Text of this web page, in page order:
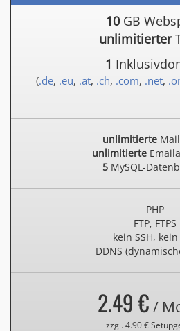
10 GB
unlimitierter
1
(.de, .eu, .at, .ch, .com, .net,
unlimitierte
unlimitierte
5MySQL-
PHP
FTP, FTPS
kein SSH, kein
DDNS
2.49 € /
zzgl. 4.90 €